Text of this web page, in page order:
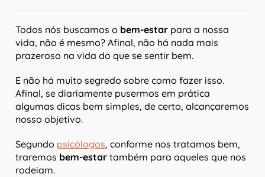
Todos nós buscamos o bem-estar para a nossa
vida, não é mesmo? Afinal, não há nada mais
prazeroso na vida do que se sentir bem.
E não há muito segredo sobre como fazer isso.
Afinal, se diariamente pusermos em prática
algumas dicas bem simples, de certo, alcançaremos
nosso objetivo.
Segundo psicólogos, conforme nos tratamos bem,
traremos bem-estar também para aqueles que nos
rodeiam.